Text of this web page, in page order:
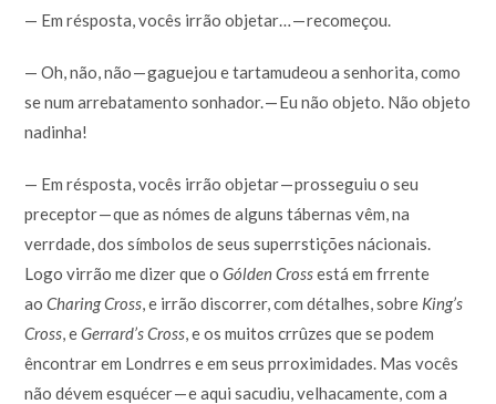
— Em résposta, vocês irrão objetar… — recomeçou.
— Oh, não, não — gaguejou e tartamudeou a senhorita, como
se num arrebatamento sonhador. — Eu não objeto. Não objeto
nadinha!
— Em résposta, vocês irrão objetar — prosseguiu o seu
preceptor — que as nómes de alguns tábernas vêm, na
verrdade, dos símbolos de seus superrstições nácionais.
Logo virrão me dizer que oGólden Crossestá em frrente
aoCharing Cross , e irrão discorrer, com détalhes, sobre King’s
Cross , eGerrard’s Cross , e os muitos crrûzes que se podem
êncontrar em Londrres e em seus prroximidades. Mas vocês
não dévem esquécer — e aqui sacudiu, velhacamente, com a